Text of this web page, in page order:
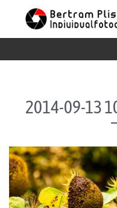
Skip to content
2014-09-13